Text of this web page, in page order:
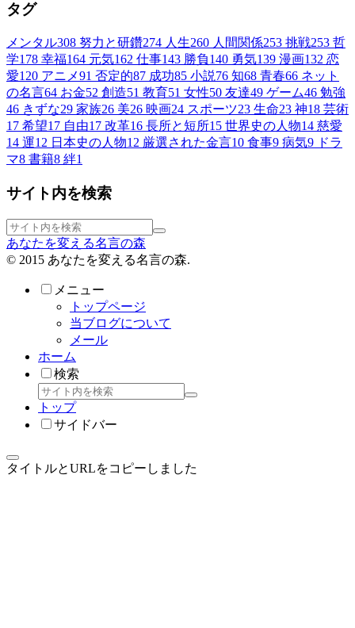
タグ
メンタル308 努力と研鑽274 人生260 人間関係253 挑戦253 哲
学178 幸福164 元気162 仕事143 勝負140 勇気139 漫画132 恋
愛120 アニメ91 否定的87 成功85 小説76 知68 青春66 ネット
の名言64 お金52 創造51 教育51 女性50 友達49 ゲーム46 勉強
46 きずな29 家族26 美26 映画24 スポーツ23 生命23 神18 芸術
17 希望17 自由17 改革16 長所と短所15 世界史の人物14 慈愛
14 運12 日本史の人物12 厳選された金言10 食事9 病気9 ドラ
マ8 書籍8 絆1
サイト内を検索
あなたを変える名言の森
© 2015 あなたを変える名言の森.
メニュー
トップページ
当ブログについて
メール
ホーム
検索
トップ
サイドバー
タイトルとURLをコピーしました